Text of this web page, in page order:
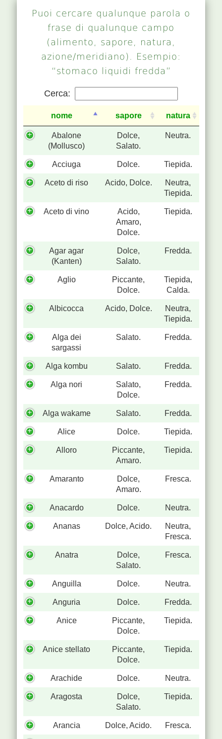
Puoi cercare qualunque parola o
frase di qualunque campo
(alimento, sapore, natura,
azione/meridiano). Esempio:
“stomaco liquidi fredda”
Cerca:
nome sapore natura
Abalone
(Mollusco)
Dolce,
Salato.
Neutra.
Acciuga Dolce. Tiepida.
Aceto di riso Acido, Dolce.
Neutra,
Tiepida.
Aceto di vino
Acido,
Amaro,
Dolce.
Tiepida.
Agar agar
(Kanten)
Dolce,
Salato.
Fredda.
Aglio
Piccante,
Dolce.
Tiepida,
Calda.
Albicocca Acido, Dolce.
Neutra,
Tiepida.
Alga dei
sargassi
Salato. Fredda.
Alga kombu Salato. Fredda.
Alga nori
Salato,
Dolce.
Fredda.
Alga wakame Salato. Fredda.
Alice Dolce. Tiepida.
Alloro
Piccante,
Amaro.
Tiepida.
Amaranto
Dolce,
Amaro.
Fresca.
Anacardo Dolce. Neutra.
Ananas Dolce, Acido.
Neutra,
Fresca.
Anatra
Dolce,
Salato.
Fresca.
Anguilla Dolce. Neutra.
Anguria Dolce. Fredda.
Anice
Piccante,
Dolce.
Tiepida.
Anice stellato
Piccante,
Dolce.
Tiepida.
Arachide Dolce. Neutra.
Aragosta
Dolce,
Salato.
Tiepida.
Arancia Dolce, Acido. Fresca.